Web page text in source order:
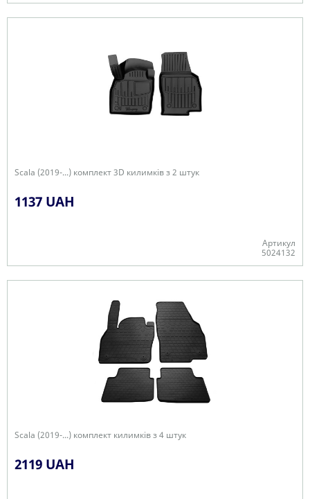
Scala (2019-...) комплект 3D килимків з 2 штук
1137 UAH
Артикул
5024132
Scala (2019-...) комплект килимків з 4 штук
2119 UAH